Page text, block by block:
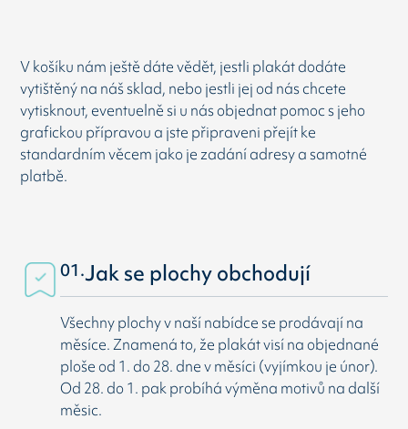
V košíku nám ještě dáte vědět, jestli plakát dodáte
vytištěný na náš sklad, nebo jestli jej od nás chcete
vytisknout, eventuelně si u nás objednat pomoc s jeho
grafickou přípravou a jste připraveni přejít ke
standardním věcem jako je zadání adresy a samotné
platbě.
01.Jak se plochy obchodují
Všechny plochy v naší nabídce se prodávají na
měsíce. Znamená to, že plakát visí na objednané
ploše od 1. do 28. dne v měsíci (vyjímkou je únor).
Od 28. do 1. pak probíhá výměna motivů na další
měsic.